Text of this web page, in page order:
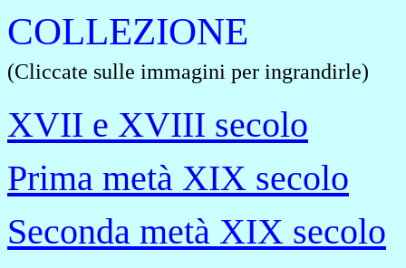
COLLEZIONE
(Cliccate sulle immagini per ingrandirle)
XVII e XVIII secolo
Prima metà XIX secolo
Seconda metà XIX secolo